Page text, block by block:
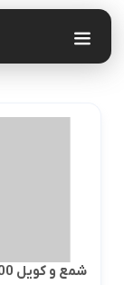
شمع و کویل NX300 ,کمری هیبرید